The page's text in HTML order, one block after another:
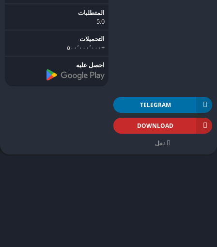
TELEGRAM
DOWNLOAD
نقل
المتطلبات
5.0
التحميلات
+٥٠٠٬٠٠٠٬٠٠٠
احصل عليه